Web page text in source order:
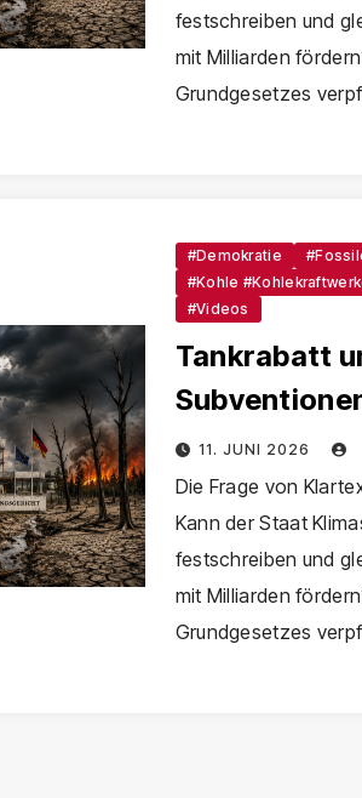
festschreiben und
mit Milliarden
Grundgesetzes
#Demokratie
#Kohle
#Videos
Tankrabatt
11. JUNI 2026
Die Frage von
Kann der Staat
festschreiben und
mit Milliarden
Grundgesetzes